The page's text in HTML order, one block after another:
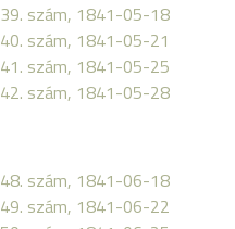
39. szám, 1841-05-18
40. szám, 1841-05-21
41. szám, 1841-05-25
42. szám, 1841-05-28
48. szám, 1841-06-18
49. szám, 1841-06-22